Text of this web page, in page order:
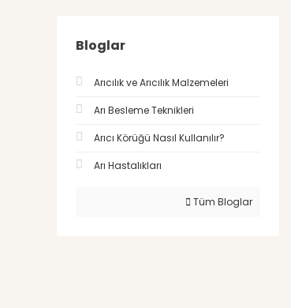
Bloglar
Arıcılık ve Arıcılık Malzemeleri
Arı Besleme Teknikleri
Arıcı Körüğü Nasıl Kullanılır?
Arı Hastalıkları
Tüm Bloglar